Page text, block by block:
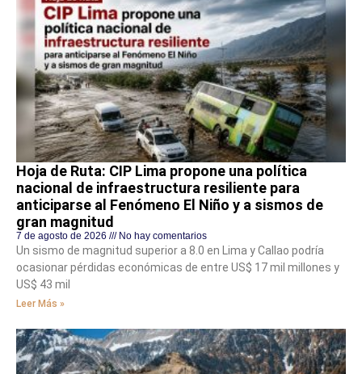
Hoja de Ruta: CIP Lima propone una política
nacional de infraestructura resiliente para
anticiparse al Fenómeno El Niño y a sismos de
gran magnitud
7 de agosto de 2026 No hay comentarios
Un sismo de magnitud superior a 8.0 en Lima y Callao podría
ocasionar pérdidas económicas de entre US$ 17 mil millones y
US$ 43 mil
Leer Más »